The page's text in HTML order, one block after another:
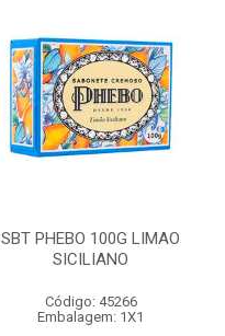
SBT PHEBO 100G LIMAO
SICILIANO
Código: 45266
Embalagem: 1X1